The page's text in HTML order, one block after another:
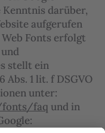
Kenntnis darüber,
aufgerufen
Fonts erfolgt
stellt ein
1 lit. f DSGVO
unter:
fonts/faq und in